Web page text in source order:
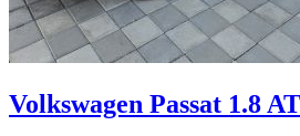
Volkswagen Passat 1.8